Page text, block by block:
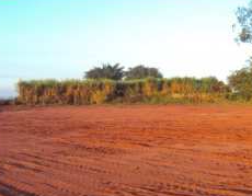
Sem legenda